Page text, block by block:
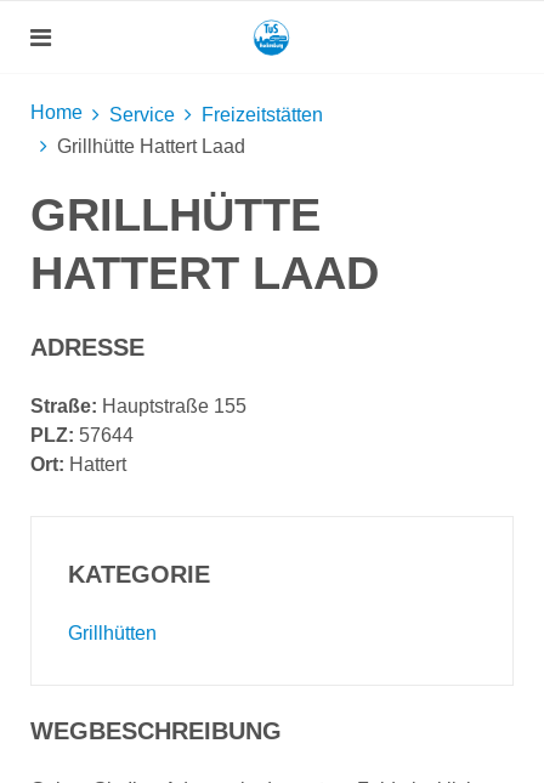
Home Service
Freizeitstätten
Grillhütte Hattert Laad
GRILLHÜTTE
HATTERT LAAD
ADRESSE
Straße: Hauptstraße 155
PLZ: 57644
Ort: Hattert
KATEGORIE
Grillhütten
WEGBESCHREIBUNG